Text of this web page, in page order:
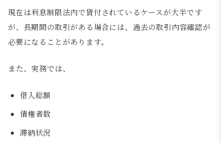
現在は利息制限法内で貸付されているケースが大半です
が、長期間の取引がある場合には、過去の取引内容確認が
必要になることがあります。
また、実務では、
借入総額
債権者数
滞納状況